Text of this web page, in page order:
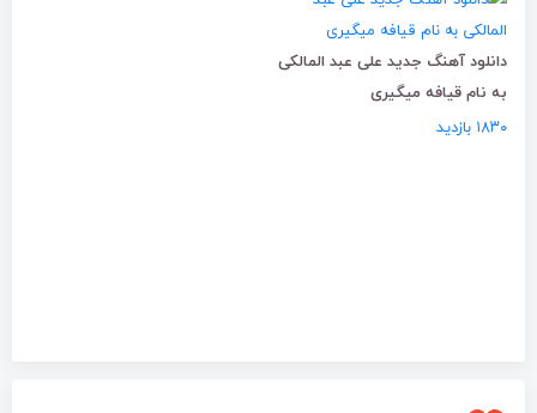
دانلود آهنگ جدید علی عبد المالکی
به نام قیافه میگیری
۱۸۳۰ بازدید